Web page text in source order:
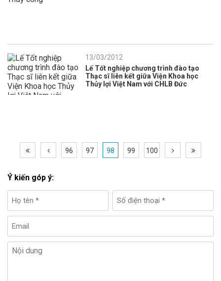
13/03/2012
Lế Tốt nghiệp chương trình đào tạo
Thạc sĩ liên kết giữa Viện Khoa học
Thủy lợi Việt Nam với CHLB Đức
96 97 98 99 100
Ý kiến góp ý: